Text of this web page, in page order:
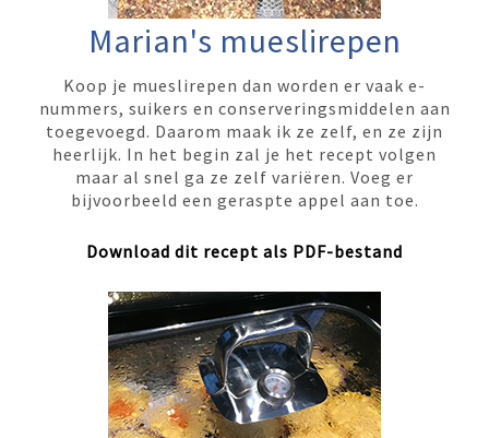
Marian's mueslirepen
Koop je mueslirepen dan worden er vaak e-
nummers, suikers en conserveringsmiddelen aan
toegevoegd. Daarom maak ik ze zelf, en ze zijn
heerlijk. In het begin zal je het recept volgen
maar al snel ga ze zelf variëren. Voeg er
bijvoorbeeld een geraspte appel aan toe.
Download dit recept als PDF-bestand